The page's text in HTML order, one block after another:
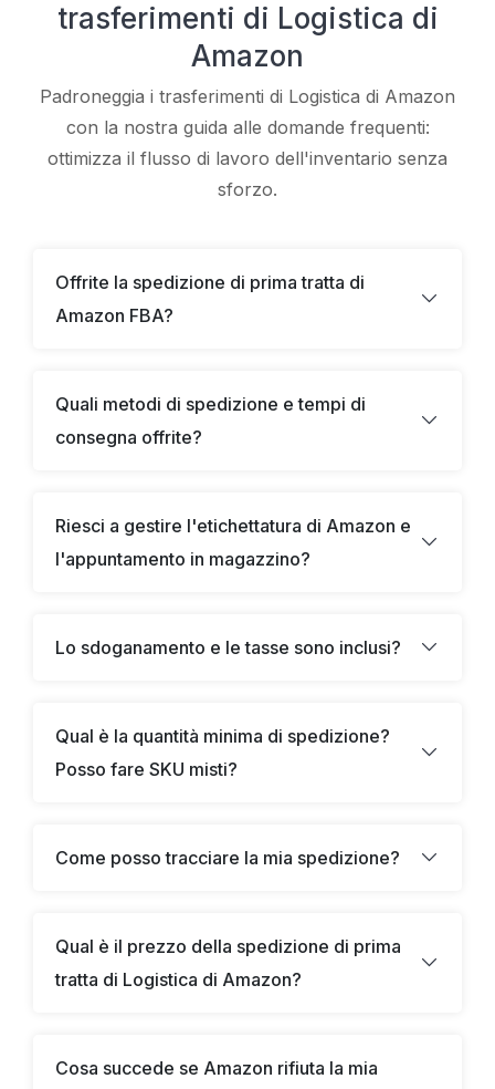
trasferimenti di Logistica di
Amazon
Padroneggia i trasferimenti di Logistica di Amazon
con la nostra guida alle domande frequenti:
ottimizza il flusso di lavoro dell'inventario senza
sforzo.
Offrite la spedizione di prima tratta di
Amazon FBA?
Quali metodi di spedizione e tempi di
consegna offrite?
Riesci a gestire l'etichettatura di Amazon e
l'appuntamento in magazzino?
Lo sdoganamento e le tasse sono inclusi?
Qual è la quantità minima di spedizione?
Posso fare SKU misti?
Come posso tracciare la mia spedizione?
Qual è il prezzo della spedizione di prima
tratta di Logistica di Amazon?
Cosa succede se Amazon rifiuta la mia